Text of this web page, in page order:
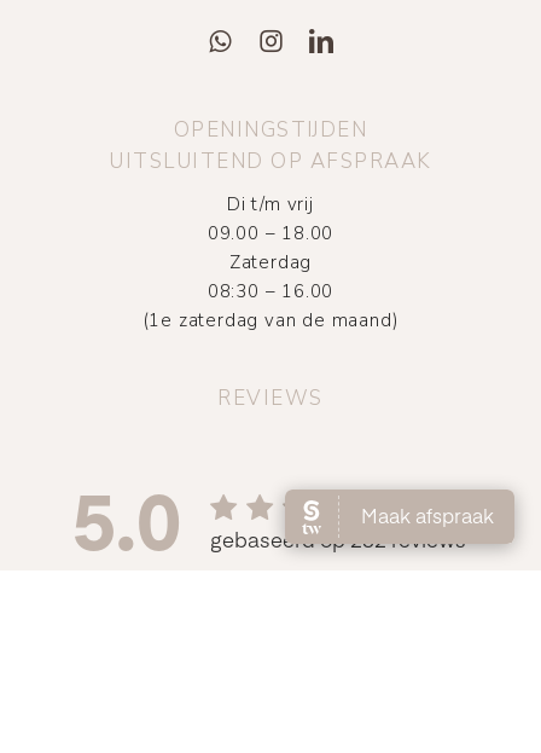
OPENINGSTIJDEN
UITSLUITEND OP AFSPRAAK
Di t/m vrij
09.00 – 18.00
Zaterdag
08:30 – 16.00
(1e zaterdag van de maand)
REVIEWS